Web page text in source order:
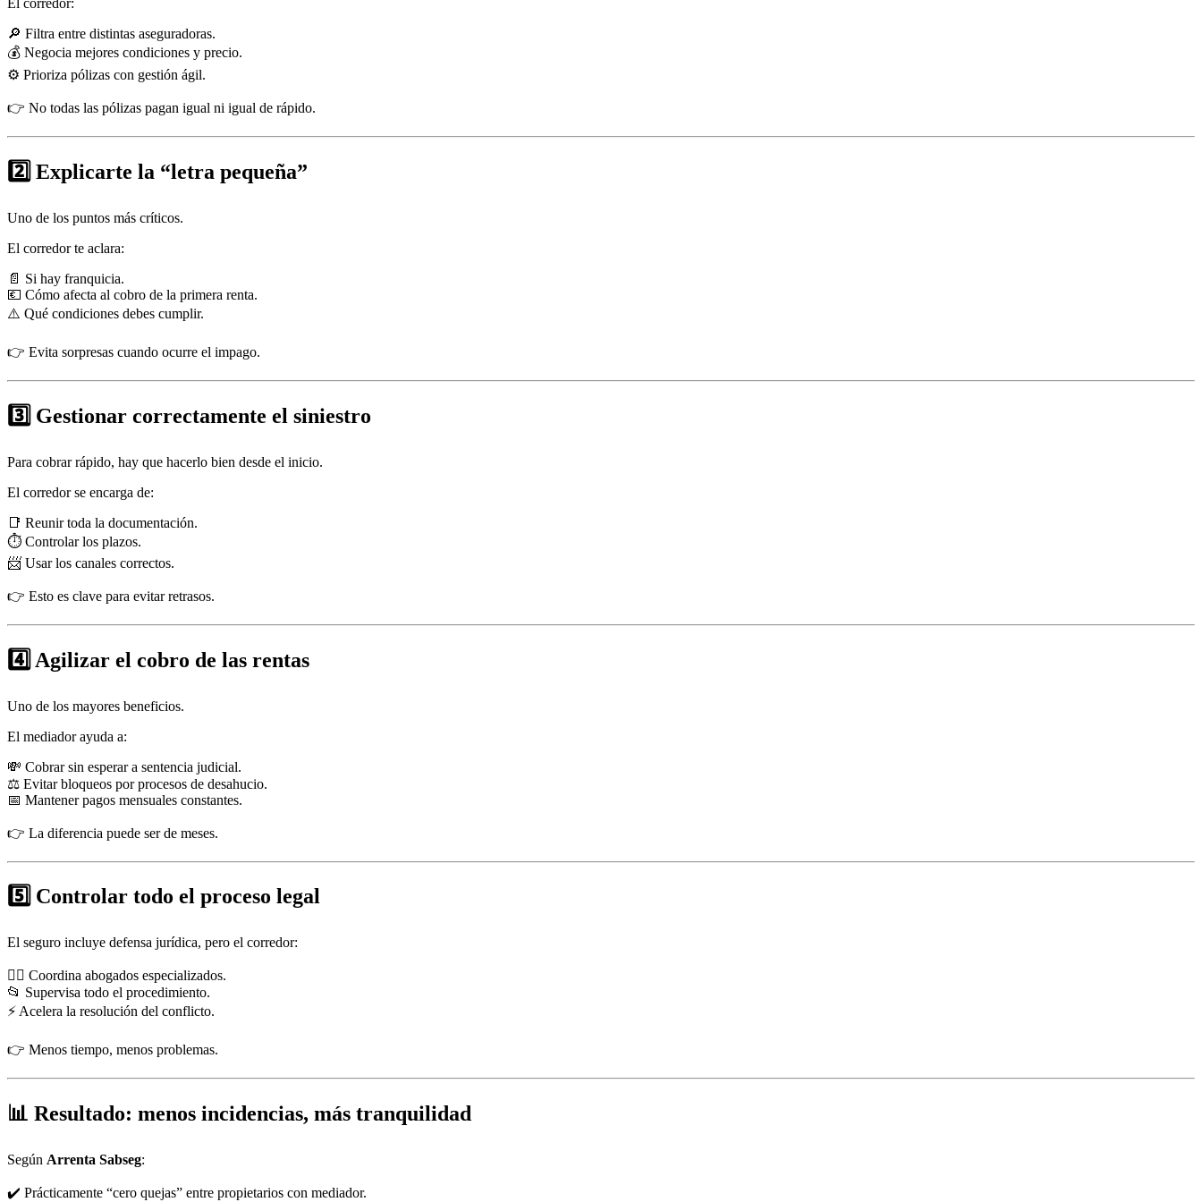
El corredor:
🔎 Filtra entre distintas aseguradoras.
💰 Negocia mejores condiciones y precio.
⚙️ Prioriza pólizas con gestión ágil.
👉 No todas las pólizas pagan igual ni igual de rápido.
2️⃣ Explicarte la “letra pequeña”
Uno de los puntos más críticos.
El corredor te aclara:
📄 Si hay franquicia.
💶 Cómo afecta al cobro de la primera renta.
⚠️ Qué condiciones debes cumplir.
👉 Evita sorpresas cuando ocurre el impago.
3️⃣ Gestionar correctamente el siniestro
Para cobrar rápido, hay que hacerlo bien desde el inicio.
El corredor se encarga de:
📑 Reunir toda la documentación.
⏱️ Controlar los plazos.
📨 Usar los canales correctos.
👉 Esto es clave para evitar retrasos.
4️⃣ Agilizar el cobro de las rentas
Uno de los mayores beneficios.
El mediador ayuda a:
💸 Cobrar sin esperar a sentencia judicial.
⚖️ Evitar bloqueos por procesos de desahucio.
📅 Mantener pagos mensuales constantes.
👉 La diferencia puede ser de meses.
5️⃣ Controlar todo el proceso legal
El seguro incluye defensa jurídica, pero el corredor:
👨‍⚖️ Coordina abogados especializados.
📂 Supervisa todo el procedimiento.
⚡ Acelera la resolución del conflicto.
👉 Menos tiempo, menos problemas.
📊 Resultado: menos incidencias, más tranquilidad
Según Arrenta Sabseg:
✔️ Prácticamente “cero quejas” entre propietarios con mediador.